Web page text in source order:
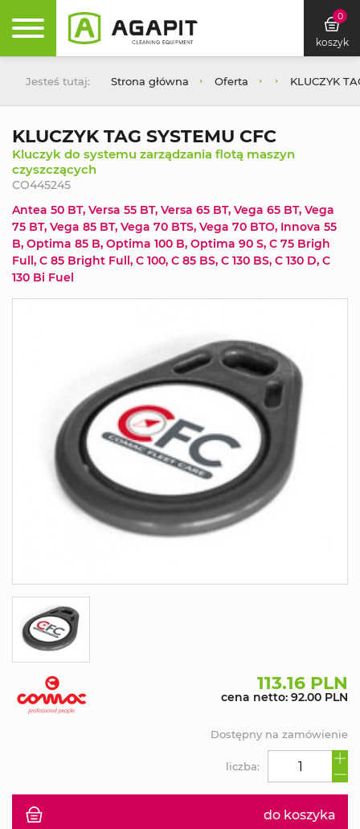
0
koszyk
Jesteś tutaj: Strona główna Oferta KLUCZYK
KLUCZYK TAG SYSTEMU CFC
Kluczyk do systemu zarządzania flotą maszyn
czyszczących
CO445245
Antea 50 BT, Versa 55 BT, Versa 65 BT, Vega 65 BT, Vega
75 BT, Vega 85 BT, Vega 70 BTS, Vega 70 BTO, Innova 55
B, Optima 85 B, Optima 100 B, Optima 90 S, C 75 Brigh
Full, C 85 Bright Full, C 100, C 85 BS, C 130 BS, C 130 D, C
130 Bi Fuel
113.16 PLN
cena netto: 92.00 PLN
do koszyka
liczba:
Dostępny na zamówienie